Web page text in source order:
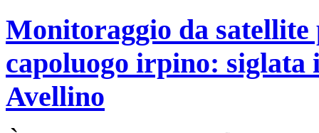
Monitoraggio da satellite
capoluogo irpino: siglata
Avellino